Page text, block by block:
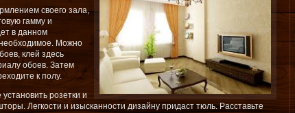
своего зала,
гамму и
в данном
Можно
клей здесь
обоев. Затем
к полу.
розетки и
Легкости и изысканности дизайну придаст тюль. Расставьте